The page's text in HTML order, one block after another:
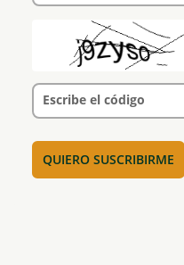
Escribe el código